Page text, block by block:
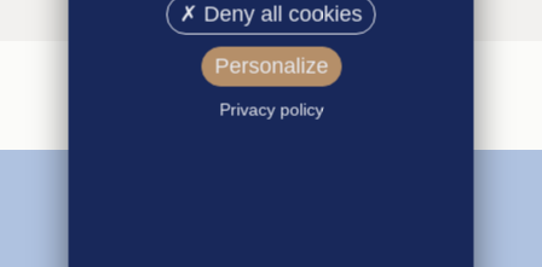
Deny all cookies
Personalize
Privacy policy